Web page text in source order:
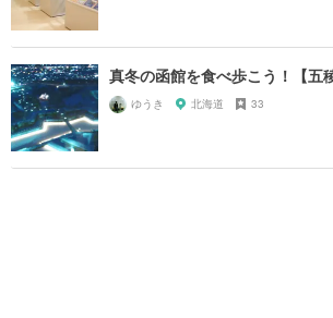
真冬の函館を食べ歩こう！【五
ゆうき 北海道 33